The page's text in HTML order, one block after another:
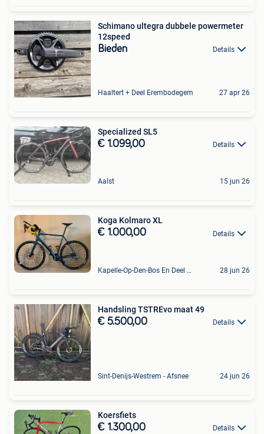
Schimano ultegra dubbele powermeter
12speed
Bieden Details
Haaltert + Deel Erembodegem 27 apr 26
Specialized SL5
€ 1.099,00 Details
Aalst 15 jun 26
Koga Kolmaro XL
€ 1.000,00 Details
Kapelle-Op-Den-Bos En Deel Van Zemst 28 jun 26
Handsling TSTREvo maat 49
€ 5.500,00 Details
Sint-Denijs-Westrem - Afsnee 24 jun 26
Koersfiets
€ 1.300,00 Details